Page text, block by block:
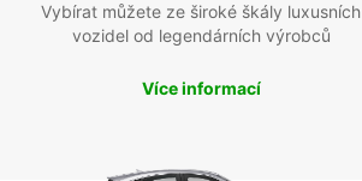
Vybírat můžete ze široké škály luxusních
vozidel od legendárních výrobců
Více informací